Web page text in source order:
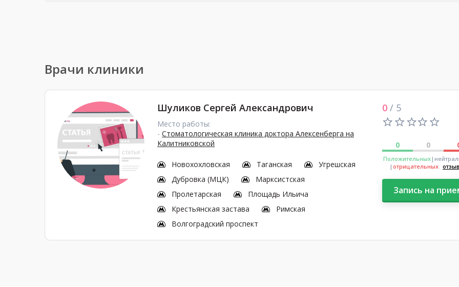
Врачи клиники
Шуликов Сергей Александрович
Место работы:
- Стоматологическая клиника доктора Алексенберга на
Калитниковской
Новохохловская Таганская
Угрешская
Дубровка (МЦК)
Марксистская
Пролетарская
Площадь Ильича
Крестьянская застава
Римская
Волгоградский проспект
0 / 5
0 0
Положительных
| отрицательных
Запись на